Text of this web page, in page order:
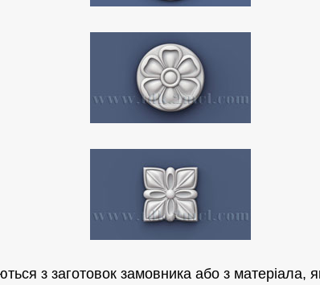
з заготовок замовника або з матеріала,